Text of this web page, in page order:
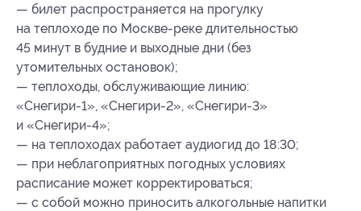
— билет распространяется на прогулку
на теплоходе по Москве-реке длительностью
45 минут в будние и выходные дни (без
утомительных остановок);
— теплоходы, обслуживающие линию:
«Снегири-1», «Снегири-2», «Снегири-3»
и «Снегири-4»;
— на теплоходах работает аудиогид до 18:30;
— при неблагоприятных погодных условиях
расписание может корректироваться;
— с собой можно приносить алкогольные напитки